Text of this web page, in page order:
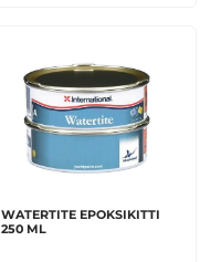
WATERTITE EPOKSIKITTI
250 ML